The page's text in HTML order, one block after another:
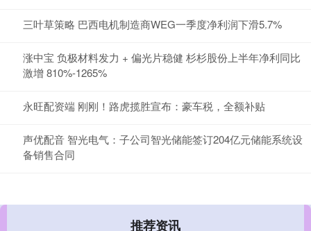
三叶草策略 巴西电机制造商WEG一季度净利润下滑5.7%
涨中宝 负极材料发力 + 偏光片稳健 杉杉股份上半年净利同比
激增 810%-1265%
永旺配资端 刚刚！路虎揽胜宣布：豪车税，全额补贴
声优配音 智光电气：子公司智光储能签订204亿元储能系统设
备销售合同
推荐资讯